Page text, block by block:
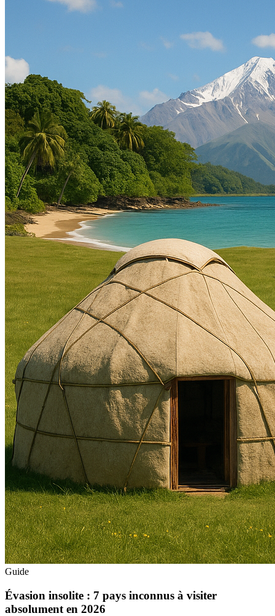
Guide
Évasion insolite : 7 pays inconnus à visiter
absolument en 2026